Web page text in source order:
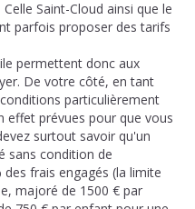
Saint-Cloud ainsi que le
parfois proposer des tarifs
permettent donc aux
De votre côté, en tant
particulièrement
effet prévues pour que vous
surtout savoir qu'un
sans condition de
frais engagés (la limite
majoré de 1500 € par